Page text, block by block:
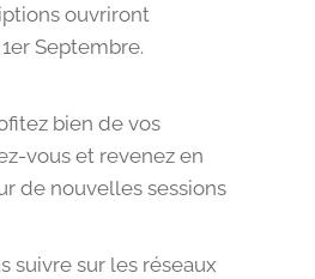
ouvriront
Septembre.
bien de vos
vous et revenez en
de nouvelles sessions
suivre sur les réseaux